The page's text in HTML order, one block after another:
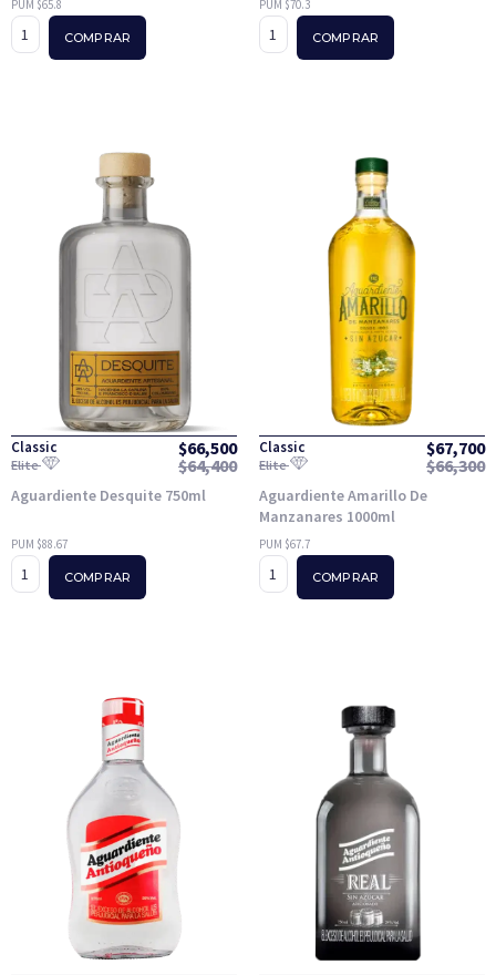
PUM $65.8
COMPRAR
PUM $70.3
COMPRAR
Classic $66,500
Elite $64,400
Aguardiente Desquite 750ml
PUM $88.67
COMPRAR
Classic $67,700
Elite $66,300
Aguardiente Amarillo De
Manzanares 1000ml
PUM $67.7
COMPRAR